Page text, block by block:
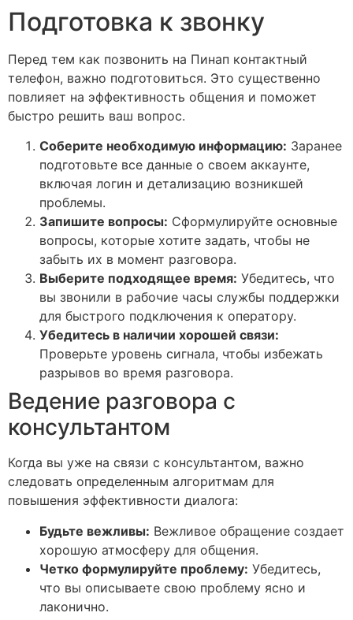
Подготовка к звонку
Перед тем как позвонить на Пинап контактный
телефон, важно подготовиться. Это существенно
повлияет на эффективность общения и поможет
быстро решить ваш вопрос.
Соберите необходимую информацию: Заранее
подготовьте все данные о своем аккаунте,
включая логин и детализацию возникшей
проблемы.
Запишите вопросы: Сформулируйте основные
вопросы, которые хотите задать, чтобы не
забыть их в момент разговора.
Выберите подходящее время: Убедитесь, что
вы звонили в рабочие часы службы поддержки
для быстрого подключения к оператору.
Убедитесь в наличии хорошей связи:
Проверьте уровень сигнала, чтобы избежать
разрывов во время разговора.
Ведение разговора с
консультантом
Когда вы уже на связи с консультантом, важно
следовать определенным алгоритмам для
повышения эффективности диалога:
Будьте вежливы: Вежливое обращение создает
хорошую атмосферу для общения.
Четко формулируйте проблему: Убедитесь,
что вы описываете свою проблему ясно и
лаконично.